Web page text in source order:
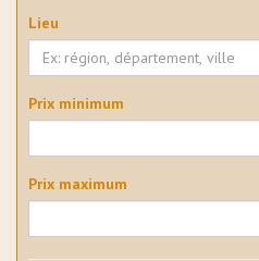
Lieu
Prix minimum
Prix maximum